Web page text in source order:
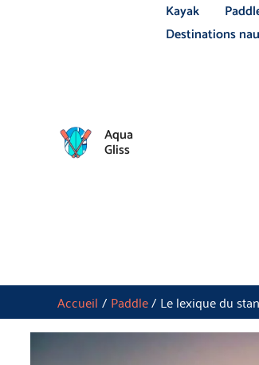
Aqua
Gliss
Kayak
Destinations
Accueil Paddle Le lexique du